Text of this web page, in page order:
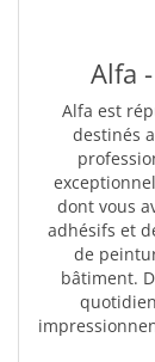
Alfa
Alfa est
destinés
dont vous
adhésifs et
de
bâtiment.